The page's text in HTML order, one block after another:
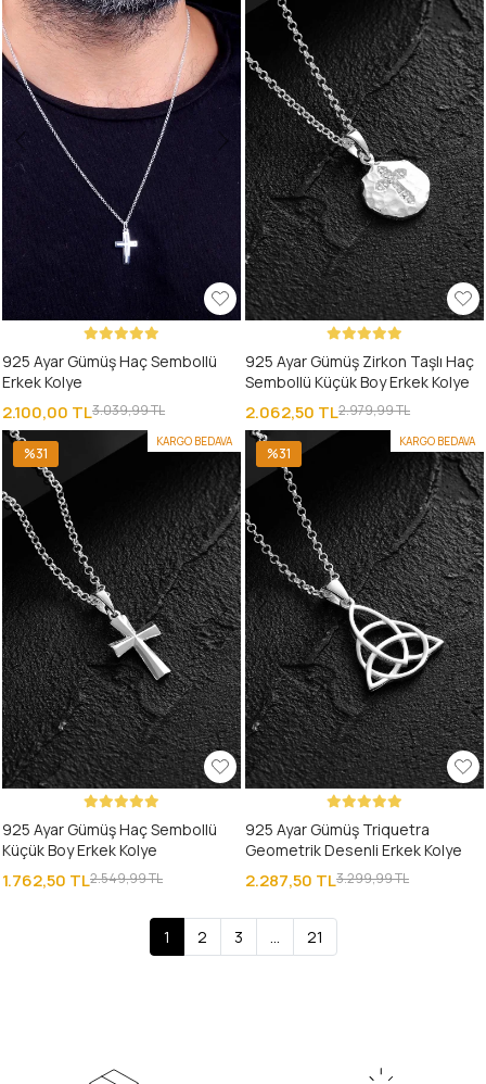
925 Ayar Gümüş Haç Sembollü
Erkek Kolye
2.100,00 TL3.039,99 TL
925 Ayar Gümüş Zirkon Taşlı Haç
Sembollü Küçük Boy Erkek Kolye
2.062,50 TL2.979,99 TL
KARGO BEDAVA
%31
925 Ayar Gümüş Haç Sembollü
Küçük Boy Erkek Kolye
1.762,50 TL2.549,99 TL
KARGO BEDAVA
%31
925 Ayar Gümüş Triquetra
Geometrik Desenli Erkek Kolye
2.287,50 TL3.299,99 TL
1 2 3 ... 21